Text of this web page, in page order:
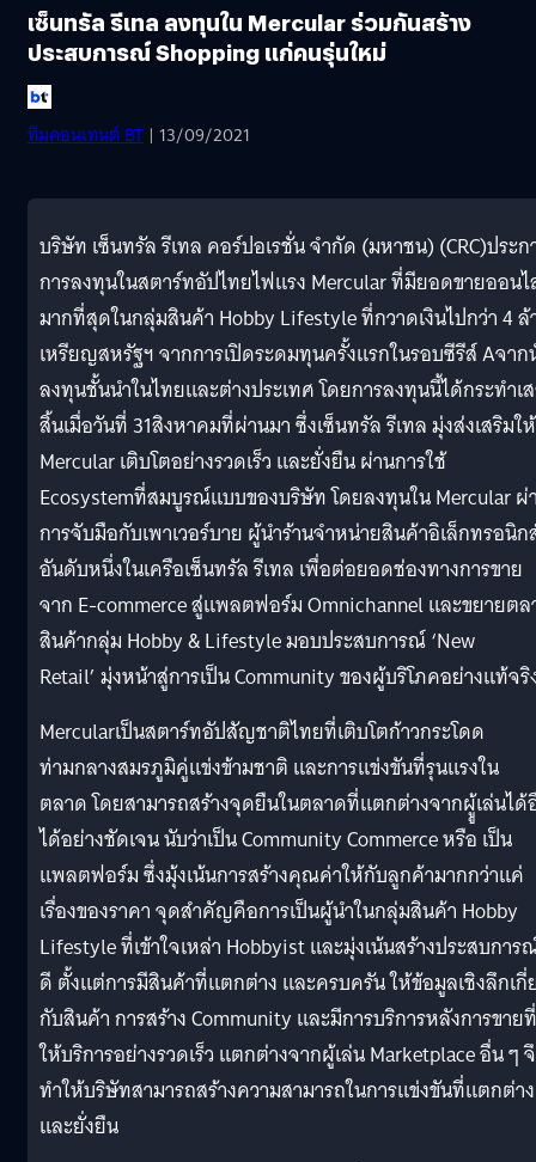
เซ็นทรัล รีเทล ลงทุนใน Mercular ร่วมกันสร้าง
ประสบการณ์ Shopping แก่คนรุ่นใหม่
ทีมคอนเทนต์ BT | 13/09/2021
บริษัท เซ็นทรัล รีเทล คอร์ปอเรชั่น จำกัด (มหาชน) (CRC)ประ
การลงทุนในสตาร์ทอัปไทยไฟแรง Mercular ที่มียอดขายออน
มากที่สุดในกลุ่มสินค้า Hobby Lifestyle ที่กวาดเงินไปกว่า 4 ล้
เหรียญสหรัฐฯ จากการเปิดระดมทุนครั้งแรกในรอบซีรีส์ Aจา
ลงทุนชั้นนำในไทยและต่างประเทศ โดยการลงทุนนี้ได้กระทำเ
สิ้นเมื่อวันที่ 31สิงหาคมที่ผ่านมา ซึ่งเซ็นทรัล รีเทล มุ่งส่งเสริมให้
Mercular เติบโตอย่างรวดเร็ว และยั่งยืน ผ่านการใช้
Ecosystemที่สมบูรณ์แบบของบริษัท โดยลงทุนใน Mercular ผ่
การจับมือกับเพาเวอร์บาย ผู้นำร้านจำหน่ายสินค้าอิเล็กทรอนิก
อันดับหนึ่งในเครือเซ็นทรัล รีเทล เพื่อต่อยอดช่องทางการขาย
จาก E-commerce สู่แพลตฟอร์ม Omnichannel และขยายต
สินค้ากลุ่ม Hobby & Lifestyle มอบประสบการณ์ ‘New
Retail’ มุ่งหน้าสู่การเป็น Community ของผู้บริโภคอย่างแท้จริ
Mercularเป็นสตาร์ทอัปสัญชาติไทยที่เติบโตก้าวกระโดด
ท่ามกลางสมรภูมิคู่แข่งข้ามชาติ และการแข่งขันที่รุนแรงใน
ตลาด โดยสามารถสร้างจุดยืนในตลาดที่แตกต่างจากผูู้เล่นได้
ได้อย่างชัดเจน นับว่าเป็น Community Commerce หรือ เป็น
แพลตฟอร์ม ซึ่งมุ้งเน้นการสร้างคุณค่าให้กับลูกค้ามากกว่าแค่
เรื่องของราคา จุดสำคัญคือการเป็นผู้นำในกลุ่มสินค้า Hobby
Lifestyle ที่เข้าใจเหล่า Hobbyist และมุ่งเน้นสร้างประสบกา
ดี ตั้งแต่การมีสินค้าที่แตกต่าง และครบครัน ให้ข้อมูลเชิงลึกเกี่
กับสินค้า การสร้าง Community และมีการบริการหลังการขายที่
ให้บริการอย่างรวดเร็ว แตกต่างจากผู้เล่น Marketplace อื่น ๆ
ทำให้บริษัทสามารถสร้างความสามารถในการแข่งขันที่แตกต่าง
และยั่งยืน